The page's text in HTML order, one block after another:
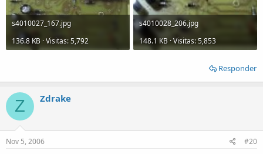
s4010027_167.jpg
136.8 KB · Visitas: 5,792
s4010028_206.jpg
148.1 KB · Visitas: 5,853
Responder
Z Zdrake
Nov 5, 2006 #20